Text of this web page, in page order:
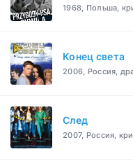
1968, Польша,
Конец света
2006, Россия,
След
2007, Россия,